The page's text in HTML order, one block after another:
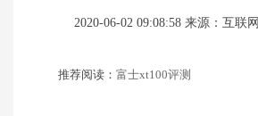
2020-06-02 09:08:58 来源：互联网
推荐阅读： 富士xt100评测